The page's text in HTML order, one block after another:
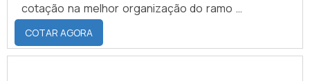
cotação na melhor organização do ramo e
descobrindo a maior referência de
qualidade da área de atuação.MAIS SOBRE
FITA DE ESPUMA PARA VEDAÇÃOQuem
COTAR AGORA